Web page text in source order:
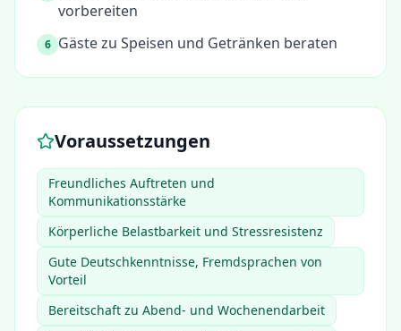
vorbereiten
6 Gäste zu Speisen und Getränken beraten
Voraussetzungen
Freundliches Auftreten und
Kommunikationsstärke
Körperliche Belastbarkeit und Stressresistenz
Gute Deutschkenntnisse, Fremdsprachen von
Vorteil
Bereitschaft zu Abend- und Wochenendarbeit